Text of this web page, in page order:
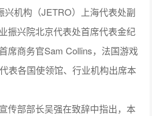
兴机构（JETRO）上海代表处副
振兴院北京代表处首席代表金纪
席商务官Sam Collins，法国游戏
表各国使领馆、行业机构出席本
传部部长吴强在致辞中指出，本